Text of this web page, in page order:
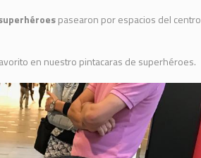
pasearon por espacios del centro
en nuestro pintacaras de superhéroes.